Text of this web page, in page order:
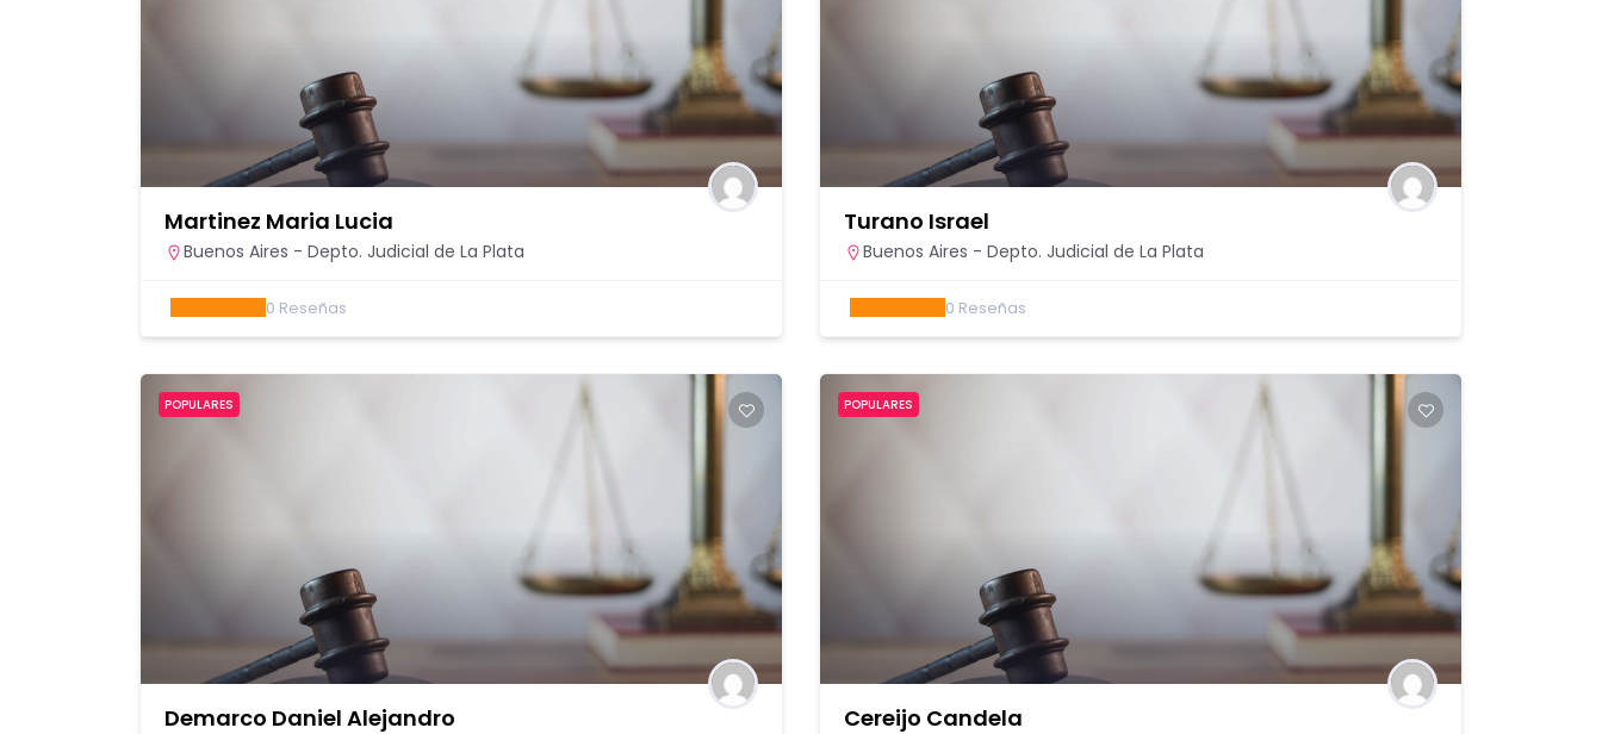
Martinez Maria Lucia
Buenos Aires - Depto. Judicial de La Plata
0 Reseñas
Turano Israel
Buenos Aires - Depto. Judicial de La Plata
0 Reseñas
POPULARES
Demarco Daniel Alejandro
POPULARES
Cereijo Candela